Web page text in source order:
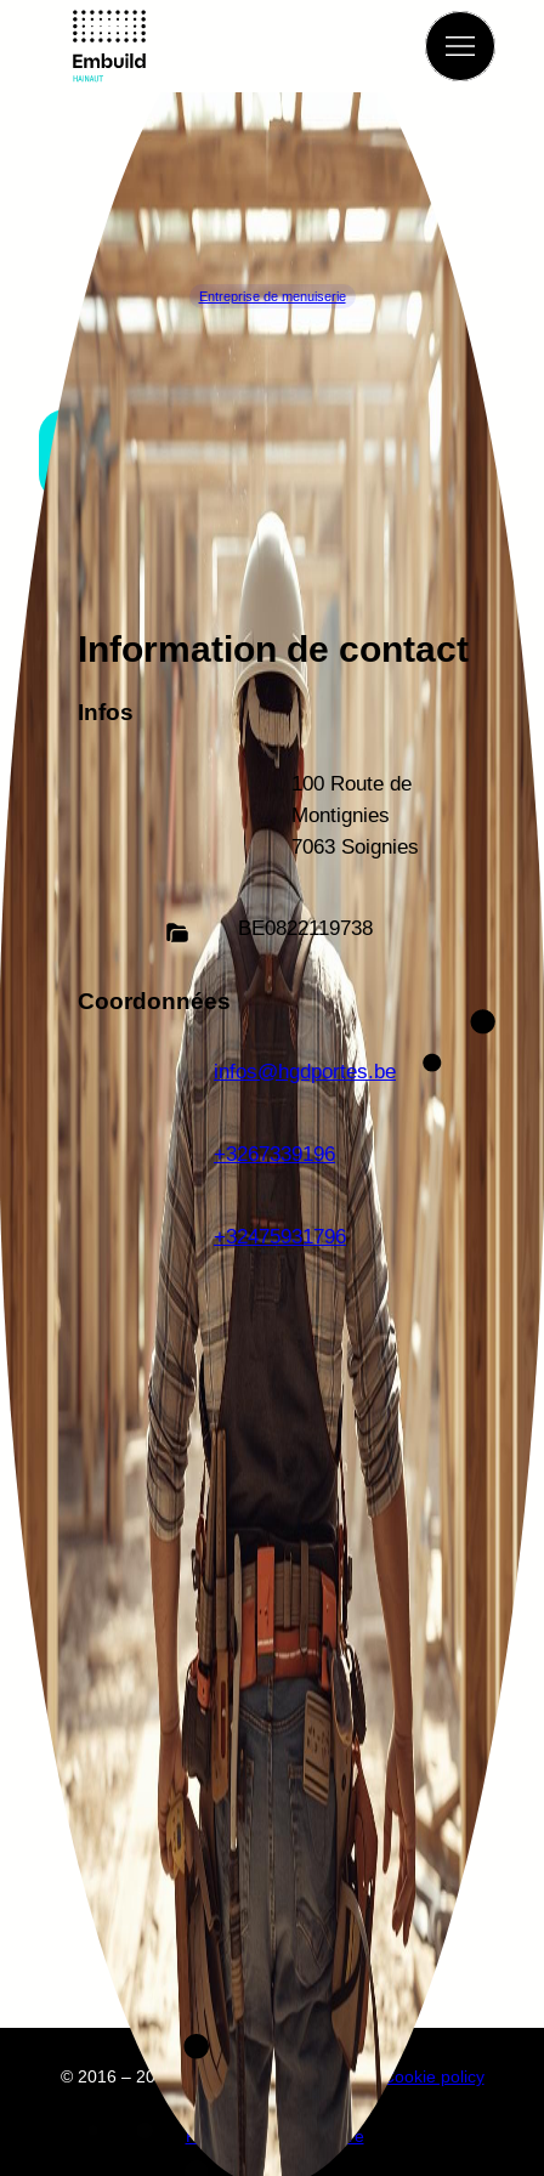
Retour à l’annuaire
Entreprise de menuiserie
H.G. & D. Portes
SOIGNIES
Information de contact
Infos
100 Route de
Montignies
7063 Soignies
BE0822119738
Coordonnées
infos@hgdportes.be
+3267339196
+32475931796
© 2016 – 2025 Embuild À propos de nous Cookie policy
Privacy policy Annuaire